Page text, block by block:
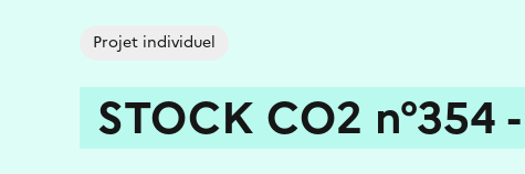
Projet individuel
STOCK CO2 n°354